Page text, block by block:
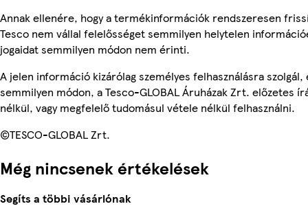
Annak ellenére, hogy a termékinformációk rendszeresen
Tesco nem vállal felelősséget semmilyen helytelen
jogaidat semmilyen módon nem érinti.
A jelen információ kizárólag személyes felhasználásra
semmilyen módon, a Tesco-GLOBAL Áruházak Zrt. előzetes
nélkül, vagy megfelelő tudomásul vétele nélkül felhasználni.
©TESCO-GLOBAL Zrt.
Még nincsenek értékelések
Segíts a többi vásárlónak